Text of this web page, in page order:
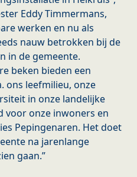
Eddy Timmermans,
werken en nu als
nauw betrokken bij de
in de gemeente.
beken bieden een
ons leefmilieu, onze
in onze landelijke
voor onze inwoners en
Pepingenaren. Het doet
na jarenlange
gaan.”